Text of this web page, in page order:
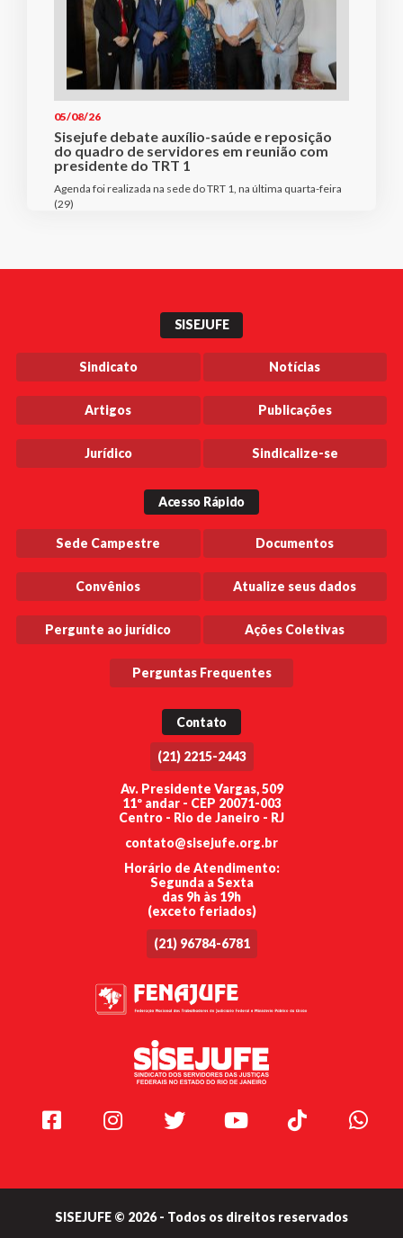
05/08/26
Sisejufe debate auxílio-saúde e reposição
do quadro de servidores em reunião com
presidente do TRT 1
Agenda foi realizada na sede do TRT 1, na última quarta-feira
(29)
SISEJUFE
Sindicato Notícias
Artigos Publicações
Jurídico Sindicalize-se
Acesso Rápido
Sede Campestre Documentos
Convênios Atualize seus dados
Pergunte ao jurídico Ações Coletivas
Perguntas Frequentes
Contato
(21) 2215-2443
Av. Presidente Vargas, 509
11º andar - CEP 20071-003
Centro - Rio de Janeiro - RJ
contato@sisejufe.org.br
Horário de Atendimento:
Segunda a Sexta
das 9h às 19h
(exceto feriados)
(21) 96784-6781
Facebook Instagram Twitter Youtube TikTok
SISEJUFE © 2026 - Todos os direitos reservados